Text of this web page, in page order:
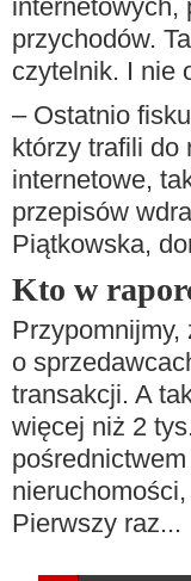
internetowych,
przychodów.
czytelnik. I nie
– Ostatnio
którzy trafili do
internetowe,
przepisów
Piątkowska,
Kto w
o
transakcji. A
więcej niż 2
Pierwszy raz...